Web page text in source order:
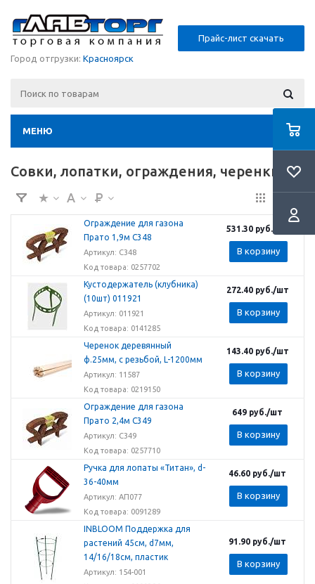
Прайс-лист скачать
Город отгрузки: Красноярск
МЕНЮ
Совки, лопатки, ограждения, черенки
Ограждение для газона
Прато 1,9м С348
Артикул: С348
Код товара: 0257702
531.30руб./шт
В корзину
Кустодержатель (клубника)
(10шт) 011921
Артикул: 011921
Код товара: 0141285
272.40руб./шт
В корзину
Черенок деревянный
ф.25мм, с резьбой, L-1200мм
Артикул: 11587
Код товара: 0219150
143.40руб./шт
В корзину
Ограждение для газона
Прато 2,4м С349
Артикул: С349
Код товара: 0257710
649 руб./шт
В корзину
Ручка для лопаты «Титан», d-
36-40мм
Артикул: АП077
Код товара: 0091289
46.60 руб./шт
В корзину
INBLOOM Поддержка для
растений 45см, d7мм,
14/16/18см, пластик
Артикул: 154-001
91.90 руб./шт
В корзину